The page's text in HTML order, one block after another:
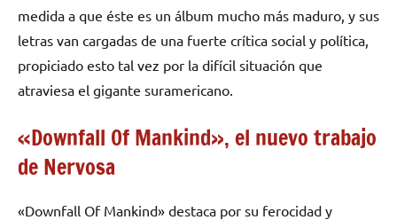
medida a que éste es un álbum mucho más maduro, y sus
letras van cargadas de una fuerte crítica social y política,
propiciado esto tal vez por la difícil situación que
atraviesa el gigante suramericano.
«Downfall Of Mankind», el nuevo trabajo
de Nervosa
«Downfall Of Mankind» destaca por su ferocidad y